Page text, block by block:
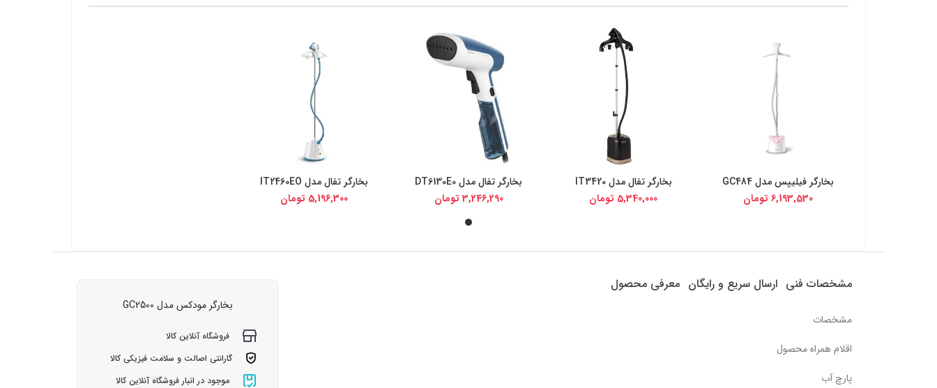
خرید از دیجی کالا
بخارگر فیلیپس مدل GC484
6,193,530 تومان
خرید از دیجی کالا
بخارگر تفال مدل IT3420
5,340,000 تومان
خرید از دیجی کالا
بخارگر تفال مدل DT6130E0
3,246,290 تومان
خرید از دیجی کالا
بخارگر تفال مدل IT2460EO
5,196,300 تومان
مشخصات فنی ارسال سریع و رایگان معرفی محصول
مشخصات
اقلام همراه محصول
پارچ آب
بخارگر مودکس مدل GC2500
فروشگاه آنلاین کالا
گارانتی اصالت و سلامت فیزیکی کالا
موجود در انبار فروشگاه آنلاین کالا